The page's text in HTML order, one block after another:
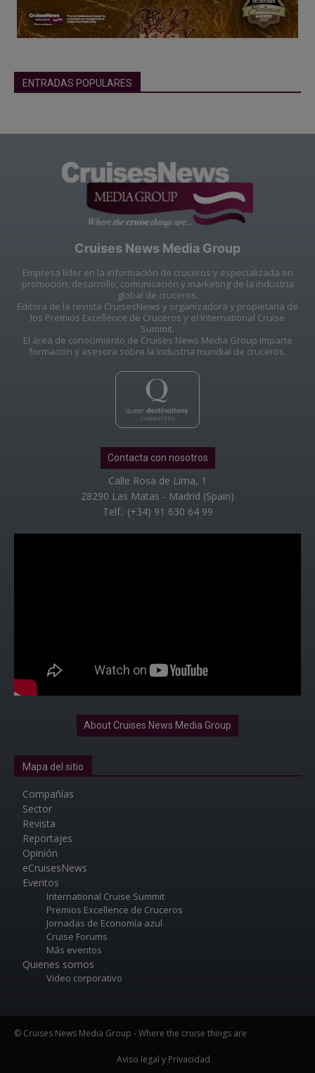
ENTRADAS POPULARES
Cruises News Media Group
Empresa líder en la información de cruceros y especializada en
promoción, desarrollo, comunicación y marketing de la industria
global de cruceros.
Editora de la revista CruisesNews y organizadora y propietaria de
los Premios Excellence de Cruceros y el International Cruise
Summit.
El área de conocimiento de Cruises News Media Group imparte
formación y asesora sobre la industria mundial de cruceros.
Contacta con nosotros
Calle Rosa de Lima, 1
28290 Las Matas - Madrid (Spain)
Telf.: (+34) 91 630 64 99
About Cruises News Media Group
Mapa del sitio
Compañías
Sector
Revista
Reportajes
Opinión
eCruisesNews
Eventos
International Cruise Summit
Premios Excellence de Cruceros
Jornadas de Economía azul
Cruise Forums
Más eventos
Quienes somos
Video corporativo
© Cruises News Media Group - Where the cruise things are
Aviso legal y Privacidad